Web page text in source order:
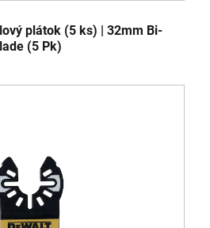
plátok (5 ks) | 32mm Bi-
(5 Pk)